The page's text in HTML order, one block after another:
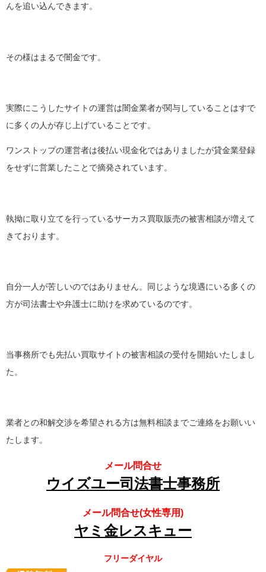
んを追い込んできます。
その様はまるで闇金です。
実際にこうしたサイトの運営は闇金業者が関与していることはすで
に多くの人が存じ上げていることです。
ワンストップの運営者は後払い現金化ではありましたが貸金業登録
をせずに営業したことで摘発されています。
執拗に取り立てを行っているサーカス買取販売の被害相談が増えて
きております。
自分一人が苦しいのではありません。同じような境遇にいる多くの
方が司法書士や弁護士に助けを求めているのです。
当事務所でも先払い買取サイトの被害相談の受付を開始いたしまし
た。
業者との和解交渉を希望される方は無料相談までご連絡をお願いい
たします。
メール問合せ
ウイズユー司法書士事務所
メール問合せ(女性専用)
ヤミ金レスキュー
フリーダイヤル